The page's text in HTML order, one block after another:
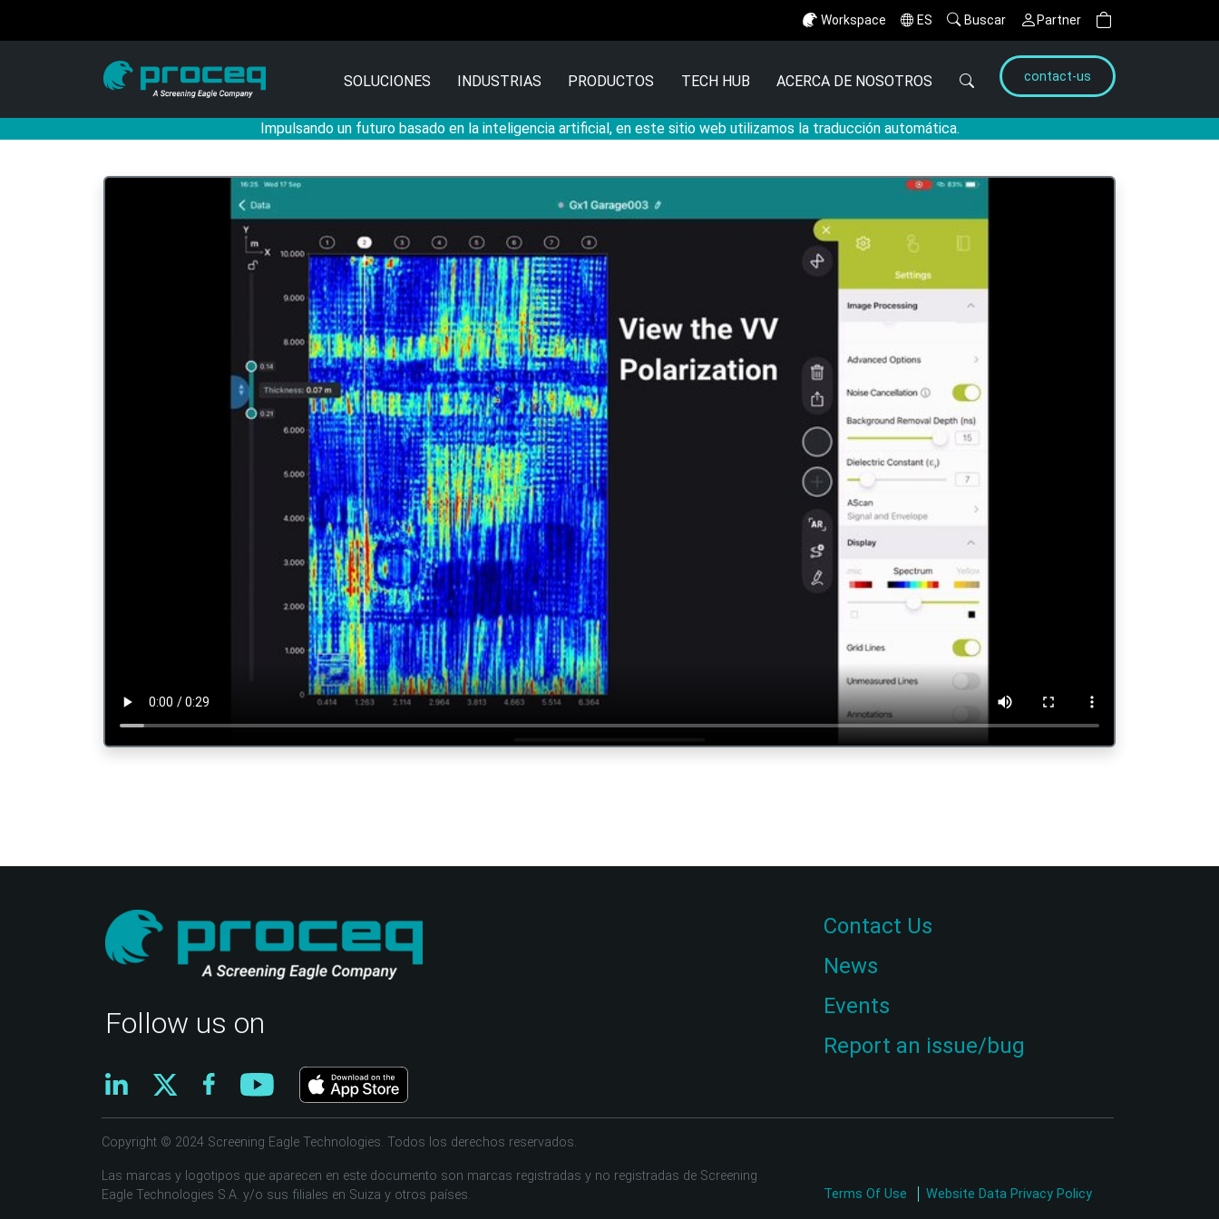
Workspace ES Buscar Partner
Impulsando un futuro basado en la inteligencia artificial, en este sitio web utilizamos la traducción automática.
SOLUCIONES INDUSTRIAS PRODUCTOS TECH HUB ACERCA DE NOSOTROS contact-us
Follow us on
Contact Us
News
Events
Report an issue/bug
Copyright © 2024 Screening Eagle Technologies. Todos los derechos reservados.
Las marcas y logotipos que aparecen en este documento son marcas registradas y no registradas de Screening
Eagle Technologies S.A. y/o sus filiales en Suiza y otros países.
Terms Of Use Website Data Privacy Policy